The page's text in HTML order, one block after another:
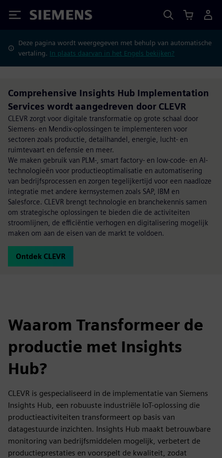
Siemens
Deze pagina wordt weergegeven met behulp van automatische
vertaling. In plaats daarvan in het Engels bekijken?
Comprehensive Insights Hub Implementation
Services wordt aangedreven door CLEVR
CLEVR zorgt voor digitale transformatie op grote schaal door
Siemens- en Mendix-oplossingen te implementeren voor
sectoren zoals productie, detailhandel, energie, lucht- en
ruimtevaart en defensie en meer.
We maken gebruik van PLM-, smart factory- en low-code- en AI-
technologieën voor productieoptimalisatie en automatisering
van bedrijfsprocessen en zorgen tegelijkertijd voor een naadloze
integratie met andere kernsystemen zoals SAP, IBM en
Salesforce. CLEVR brengt technologie en branchekennis samen
om strategische oplossingen te bieden die de activiteiten
stroomlijnen, de efficiëntie verhogen en digitalisering mogelijk
maken om aan de eisen van de markt te voldoen.
Ontdek CLEVR
Waarom Transformeer de
productie met Insights
Hub?
CLEVR is gespecialiseerd in de implementatie van Siemens
Insights Hub, een robuuste industriële IoT-oplossing die
productieactiviteiten transformeert op basis van
datagestuurde inzichten. Insights Hub maakt betrouwbare
monitoring van bedrijfsmiddelen mogelijk, verbetert de
productieprestaties en voorspelt de kwaliteit, zodat